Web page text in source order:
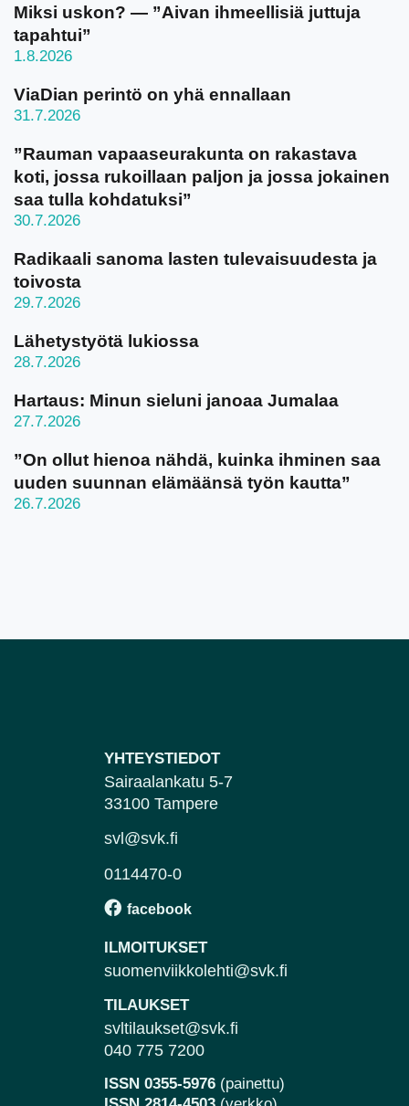
Miksi uskon? — ”Aivan ihmeellisiä juttuja
tapahtui”
1.8.2026
ViaDian perintö on yhä ennallaan
31.7.2026
”Rauman vapaaseurakunta on rakastava
koti, jossa rukoillaan paljon ja jossa jokainen
saa tulla kohdatuksi”
30.7.2026
Radikaali sanoma lasten tulevaisuudesta ja
toivosta
29.7.2026
Lähetystyötä lukiossa
28.7.2026
Hartaus: Minun sieluni janoaa Jumalaa
27.7.2026
”On ollut hienoa nähdä, kuinka ihminen saa
uuden suunnan elämäänsä työn kautta”
26.7.2026
YHTEYSTIEDOT
Sairaalankatu 5-7
33100 Tampere
svl@svk.fi
0114470-0
ILMOITUKSET
suomenviikkolehti@svk.fi
TILAUKSET
svltilaukset@svk.fi
040 775 7200
ISSN 0355-5976 (painettu)